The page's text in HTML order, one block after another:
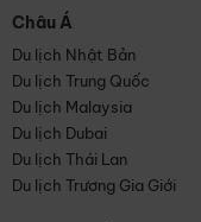
Châu Á
Du lịch Nhật Bản
Du lịch Trung Quốc
Du lịch Malaysia
Du lịch Dubai
Du lịch Thái Lan
Du lịch Trương Gia Giới